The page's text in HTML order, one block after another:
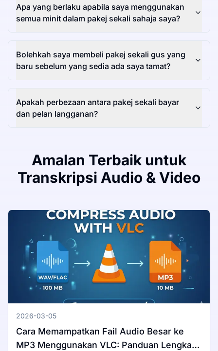
Apa yang berlaku apabila saya menggunakan
semua minit dalam pakej sekali sahaja saya?
Bolehkah saya membeli pakej sekali gus yang
baru sebelum yang sedia ada saya tamat?
Apakah perbezaan antara pakej sekali bayar
dan pelan langganan?
Amalan Terbaik untuk
Transkripsi Audio & Video
2026-03-05
Cara Memampatkan Fail Audio Besar ke
MP3 Menggunakan VLC: Panduan Lengkap